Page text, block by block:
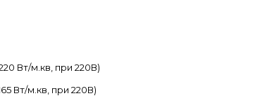
Вт/м.кв, при 220В)
Вт/м.кв, при 220В)